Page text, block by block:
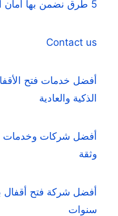
5 طرق نضمن بها أمان الأقفال أثناء فتحها بالكويت
Contact us
أفضل خدمات فتح
الذكية والعادية
أفضل شركات وخدمات
وثقة
سنوات